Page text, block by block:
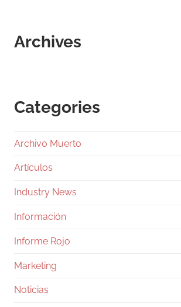
Archives
Categories
Archivo Muerto
Artículos
Industry News
Información
Informe Rojo
Marketing
Noticias